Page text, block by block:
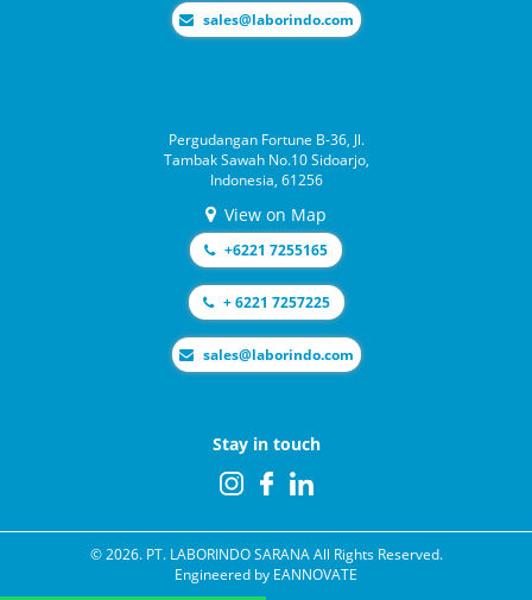
moc.odnirobal@selas
Pergudangan Fortune B-36, Jl.
Tambak Sawah No.10 Sidoarjo,
Indonesia, 61256
View on Map
+6221 7255165
+ 6221 7257225
moc.odnirobal@selas
Stay in touch
© 2026. PT. LABORINDO SARANA All Rights Reserved.
Engineered by EANNOVATE